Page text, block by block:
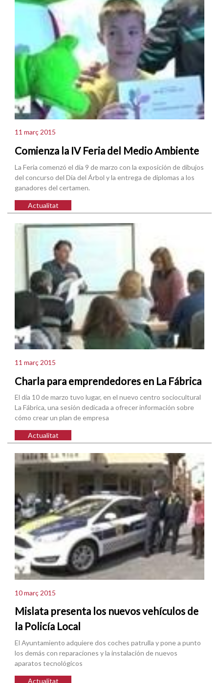
11 març 2015
Comienza la IV Feria del Medio Ambiente
La Feria comenzó el día 9 de marzo con la exposición de dibujos
del concurso del Día del Árbol y la entrega de diplomas a los
ganadores del certamen.
Actualitat
11 març 2015
Charla para emprendedores en La Fábrica
El día 10 de marzo tuvo lugar, en el nuevo centro sociocultural
La Fábrica, una sesión dedicada a ofrecer información sobre
cómo crear un plan de empresa
Actualitat
10 març 2015
Mislata presenta los nuevos vehículos de
la Policía Local
El Ayuntamiento adquiere dos coches patrulla y pone a punto
los demás con reparaciones y la instalación de nuevos
aparatos tecnológicos
Actualitat